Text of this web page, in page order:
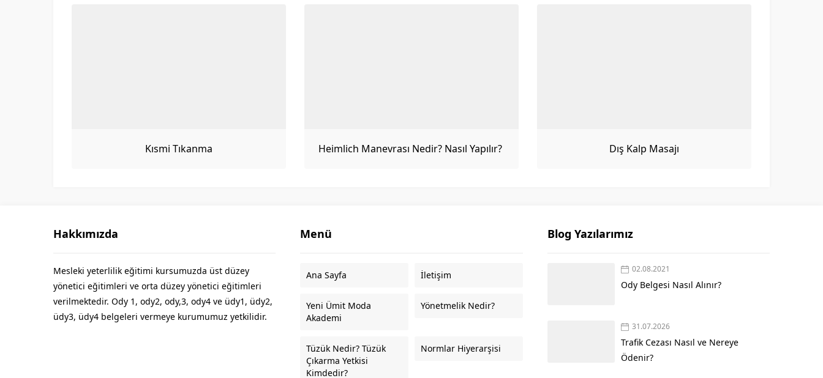
Kısmi Tıkanma Heimlich Manevrası Nedir? Nasıl Yapılır? Dış Kalp Masajı
Hakkımızda
Mesleki yeterlilik eğitimi kursumuzda üst düzey
yönetici eğitimleri ve orta düzey yönetici eğitimleri
verilmektedir. Ody 1, ody2, ody,3, ody4 ve üdy1, üdy2,
üdy3, üdy4 belgeleri vermeye kurumumuz yetkilidir.
Menü
Ana Sayfa İletişim
Yeni Ümit Moda
Akademi
Yönetmelik Nedir?
Tüzük Nedir? Tüzük
Çıkarma Yetkisi
Kimdedir?
Normlar Hiyerarşisi
Blog Yazılarımız
02.08.2021
Ody Belgesi Nasıl Alınır?
31.07.2026
Trafik Cezası Nasıl ve Nereye
Ödenir?